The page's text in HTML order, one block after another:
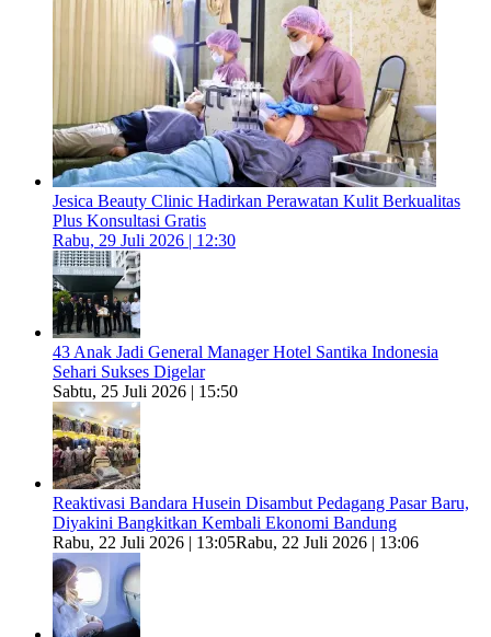
Jesica Beauty Clinic Hadirkan Perawatan Kulit Berkualitas
Plus Konsultasi Gratis
Rabu, 29 Juli 2026 | 12:30
43 Anak Jadi General Manager Hotel Santika Indonesia
Sehari Sukses Digelar
Sabtu, 25 Juli 2026 | 15:50
Reaktivasi Bandara Husein Disambut Pedagang Pasar Baru,
Diyakini Bangkitkan Kembali Ekonomi Bandung
Rabu, 22 Juli 2026 | 13:05Rabu, 22 Juli 2026 | 13:06